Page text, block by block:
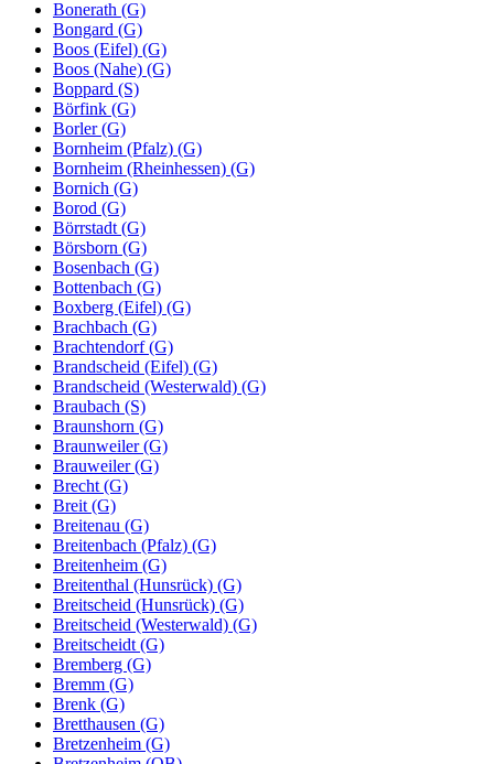
Bonerath (G)
Bongard (G)
Boos (Eifel) (G)
Boos (Nahe) (G)
Boppard (S)
Börfink (G)
Borler (G)
Bornheim (Pfalz) (G)
Bornheim (Rheinhessen) (G)
Bornich (G)
Borod (G)
Börrstadt (G)
Börsborn (G)
Bosenbach (G)
Bottenbach (G)
Boxberg (Eifel) (G)
Brachbach (G)
Brachtendorf (G)
Brandscheid (Eifel) (G)
Brandscheid (Westerwald) (G)
Braubach (S)
Braunshorn (G)
Braunweiler (G)
Brauweiler (G)
Brecht (G)
Breit (G)
Breitenau (G)
Breitenbach (Pfalz) (G)
Breitenheim (G)
Breitenthal (Hunsrück) (G)
Breitscheid (Hunsrück) (G)
Breitscheid (Westerwald) (G)
Breitscheidt (G)
Bremberg (G)
Bremm (G)
Brenk (G)
Bretthausen (G)
Bretzenheim (G)